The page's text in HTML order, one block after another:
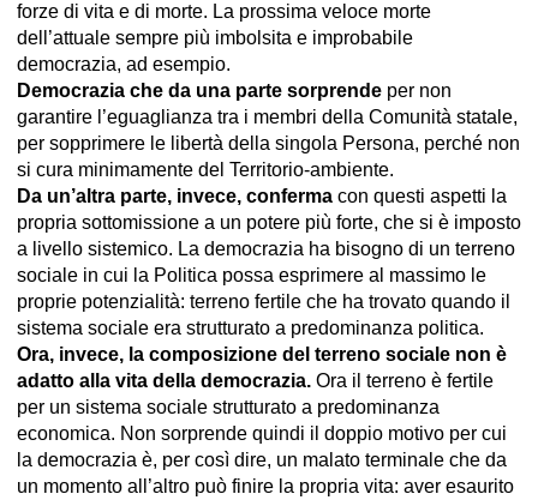
forze di vita e di morte. La prossima veloce morte
dell’attuale sempre più imbolsita e improbabile
democrazia, ad esempio.
Democrazia che da una parte sorprende per non
garantire l’eguaglianza tra i membri della Comunità statale,
per sopprimere le libertà della singola Persona, perché non
si cura minimamente del Territorio-ambiente.
Da un’altra parte, invece, conferma con questi aspetti la
propria sottomissione a un potere più forte, che si è imposto
a livello sistemico. La democrazia ha bisogno di un terreno
sociale in cui la Politica possa esprimere al massimo le
proprie potenzialità: terreno fertile che ha trovato quando il
sistema sociale era strutturato a predominanza politica.
Ora, invece, la composizione del terreno sociale non è
adatto alla vita della democrazia. Ora il terreno è fertile
per un sistema sociale strutturato a predominanza
economica. Non sorprende quindi il doppio motivo per cui
la democrazia è, per così dire, un malato terminale che da
un momento all’altro può finire la propria vita: aver esaurito